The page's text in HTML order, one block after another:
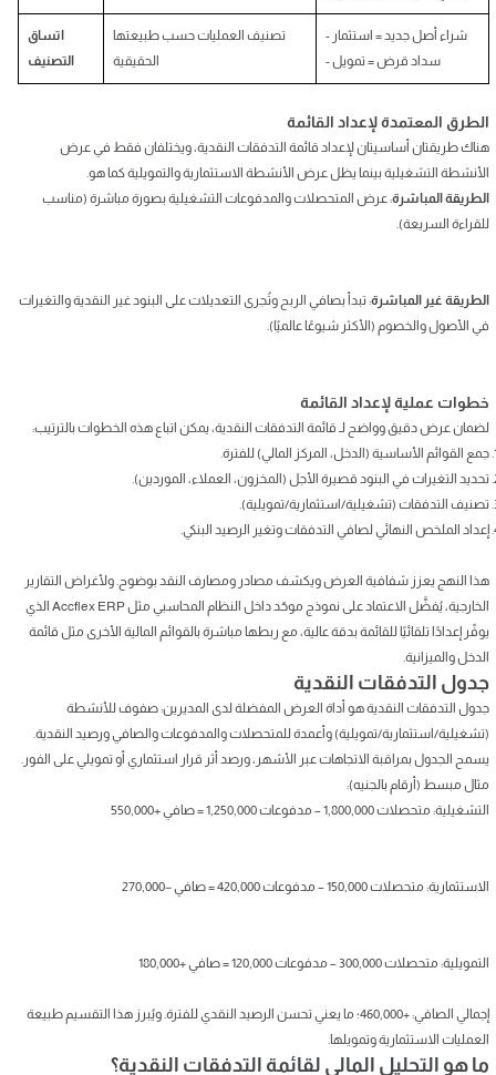
اتساق
التصنيف
تصنيف العمليات حسب طبيعتها
الحقيقية
- شراء أصل جديد = استثمار
- سداد قرض = تمويل
الطرق المعتمدة لإعداد القائمة
هناك طريقتان أساسيتان لإعداد قائمة التدفقات النقدية، ويختلفان فقط في عرض
الأنشطة التشغيلية بينما يظل عرض الأنشطة الاستثمارية والتمويلية كما هو.
الطريقة المباشرة: عرض المتحصلات والمدفوعات التشغيلية بصورة مباشرة (مناسب
للقراءة السريعة).
الطريقة غير المباشرة: تبدأ بصافي الربح وتُجرى التعديلات على البنود غير النقدية والتغيرات
في الأصول والخصوم (الأكثر شيوعًا عالميًا).
خطوات عملية لإعداد القائمة
لضمان عرض دقيق وواضح لـ قائمة التدفقات النقدية، يمكن اتباع هذه الخطوات بالترتيب:
جمع القوائم الأساسية (الدخل، المركز المالي) للفترة.
تحديد التغيرات في البنود قصيرة الأجل (المخزون، العملاء، الموردين).
تصنيف التدفقات (تشغيلية/استثمارية/تمويلية).
إعداد الملخص النهائي لصافي التدفقات وتغير الرصيد البنكي.
هذا النهج يعزز شفافية العرض ويكشف مصادر ومصارف النقد بوضوح. ولأغراض التقارير
الخارجية، يُفضَّل الاعتماد على نموذج موحّد داخل النظام المحاسبي مثل Accflex ERP الذي
يوفّر إعدادًا تلقائيًا للقائمة بدقة عالية، مع ربطها مباشرة بالقوائم المالية الأخرى مثل قائمة
الدخل والميزانية.
جدول التدفقات النقدية
جدول التدفقات النقدية هو أداة العرض المفضلة لدى المديرين: صفوف للأنشطة
(تشغيلية/استثمارية/تمويلية) وأعمدة للمتحصلات والمدفوعات والصافي ورصيد النقدية.
يسمح الجدول بمراقبة الاتجاهات عبر الأشهر، ورصد أثر قرار استثماري أو تمويلي على الفور.
مثال مبسط (أرقام بالجنيه):
التشغيلية: متحصلات 1,800,000 – مدفوعات 1,250,000 = صافي +550,000
الاستثمارية: متحصلات 150,000 – مدفوعات 420,000 = صافي −270,000
التمويلية: متحصلات 300,000 – مدفوعات 120,000 = صافي +180,000
إجمالي الصافي: +460,000؛ ما يعني تحسن الرصيد النقدي للفترة. ويُبرز هذا التقسيم طبيعة
العمليات الاستثمارية وتمويلها.
ما هو التحليل المالي لقائمة التدفقات النقدية؟